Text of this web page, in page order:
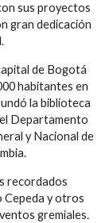
sus proyectos
gran dedicación
de Bogotá
habitantes en
la biblioteca
Departamento
y Nacional de
recordados
Cepeda y otros
gremiales.